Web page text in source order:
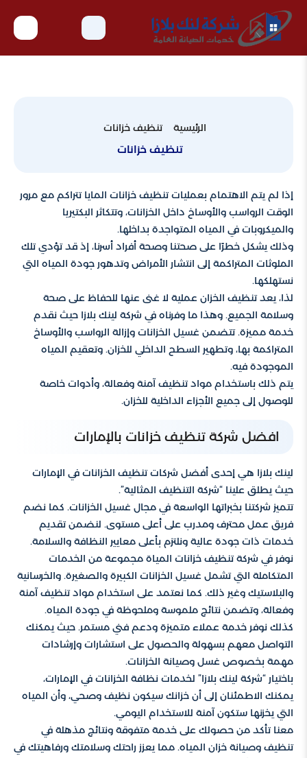
الرئيسية تنظيف خزانات
تنظيف خزانات
إذا لم يتم الاهتمام بعمليات تنظيف خزانات المايا تتراكم مع مرور
الوقت الرواسب والأوساخ داخل الخزانات، وتتكاثر البكتيريا
والميكروبات في المياه المتواجدة بداخلها.
وذلك يشكل خطرًا على صحتنا وصحة أفراد أسرنا، إذ قد تؤدي تلك
الملوثات المتراكمة إلى انتشار الأمراض وتدهور جودة المياه التي
نستهلكها.
لذا، يعد تنظيف الخزان عملية لا غنى عنها للحفاظ على صحة
وسلامة الجميع. وهذا ما وفرناه في شركة لينك بلازا حيث نقدم
خدمة مميزة. تتضمن غسيل الخزانات وإزالة الرواسب والأوساخ
المتراكمة بها، وتطهير السطح الداخلي للخزان. وتعقيم المياه
الموجودة فيه.
يتم ذلك باستخدام مواد تنظيف آمنة وفعالة، وأدوات خاصة
للوصول إلى جميع الأجزاء الداخلية للخزان.
افضل شركة تنظيف خزانات بالإمارات
لينك بلازا هي إحدى أفضل شركات تنظيف الخزانات في الإمارات
حيث يطلق علينا “شركة التنظيف المثالية”.
تتميز شركتنا بخبراتها الواسعة في مجال غسيل الخزانات. كما نضم
فريق عمل محترف ومدرب على أعلى مستوى. لنضمن تقديم
خدمات ذات جودة عالية ونلتزم بأعلى معايير النظافة والسلامة.
نوفر في شركة تنظيف خزانات المياة مجموعة من الخدمات
المتكاملة التي تشمل غسيل الخزانات الكبيرة والصغيرة. والخرسانية
والبلاستيك وغير ذلك. كما نعتمد على استخدام مواد تنظيف آمنة
وفعالة، وتضمن نتائج ملموسة وملحوظة في جودة المياه.
كذلك نوفر خدمة عملاء متميزة ودعم فني مستمر. حيث يمكنك
التواصل معهم بسهولة والحصول على استشارات وإرشادات
مهمة بخصوص غسل وصيانة الخزانات.
باختيار “شركة لينك بلازا” لخدمات نظافة الخزانات في الإمارات،
يمكنك الاطمئنان إلى أن خزانك سيكون نظيف وصحي، وأن المياه
التي يخزنها ستكون آمنة للاستخدام اليومي.
معنا تأكد من حصولك على خدمة متفوقة ونتائج مذهلة في
تنظيف وصيانة خزان المياه. مما يعزز راحتك وسلامتك ورفاهيتك في